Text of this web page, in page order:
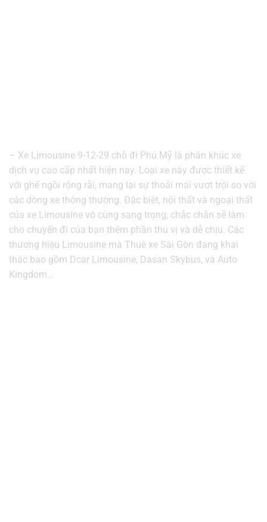
– Xe Limousine 9-12-29 chỗ đi Phú Mỹ là phân khúc xe
dịch vụ cao cấp nhất hiện nay. Loại xe này được thiết kế
với ghế ngồi rộng rãi, mang lại sự thoải mái vượt trội so với
các dòng xe thông thường. Đặc biệt, nội thất và ngoại thất
của xe Limousine vô cùng sang trọng, chắc chắn sẽ làm
cho chuyến đi của bạn thêm phần thú vị và dễ chịu. Các
thương hiệu Limousine mà Thuê xe Sài Gòn đang khai
thác bao gồm Dcar Limousine, Dasan Skybus, và Auto
Kingdom…